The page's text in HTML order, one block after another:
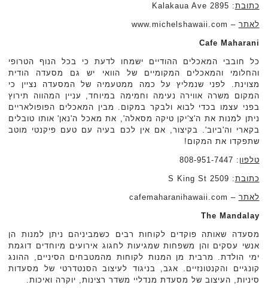
כתובת: 2895 Kalakaua Ave
לאתר – www.michelshawaii.com
Cafe Maharani
כל חובבי המאכלים ההודיים ישמחו לדעת כי בכל הנוף הטרופי
והחלומי והמאכלים המקומיים של הוואי יש גם מסעדה הודית
מצוינת. לפני שנמליץ על כמה ממטעמיה של המסעדה נציין כי
המקום משרה אווירה נעימה וחמימה במיוחד, עניין המהווה תירוץ
בפני עצמו בכדי לבוא ולבקר במקום. מבין המאכלים הפופולאריים
ניתן למנות את ה'צ'יקן טיקה מסאלה', את מאכל ה'נאן' אותו טובלים
בקארי וה'ביוב'. בקיצור, אם אין לכם בעיה עם טעם פיקנטי מוטב
שתפקדו את המקום!
טלפון : 808-951-7447
כתובת: 2509 S King St
לאתר – cafemaharanihawaii.com
The Mandalay
מסעדה שאותה פוקדים לקוחות רבים כשמביניהם ניתן למנות הן
אנשי עסקים והן משפחות שמגיעות לחגוג אירועים מיוחדים דוגמת
ימי הולדת. מרבית מן המנות לקוחות מהמטבחים הסיניים, ההונג
קונגיים והקנטונזיים. אגב, בניגוד לעיצוב הסנטדרטי של מסעדות
סיניות, העיצוב של מסעדת מנדליי משדר רצינות, יוקרה ואיכות.